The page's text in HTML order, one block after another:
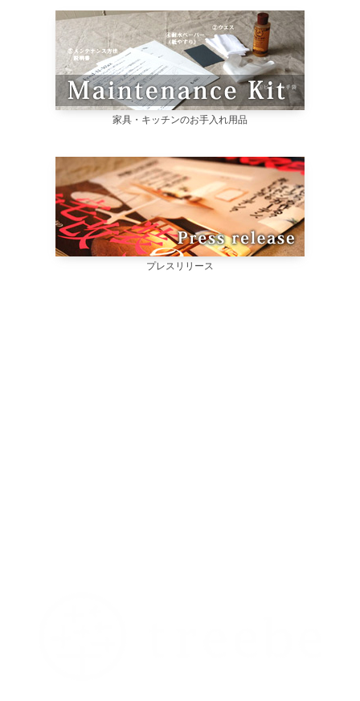
家具・キッチンのお手入れ用品
プレスリリース